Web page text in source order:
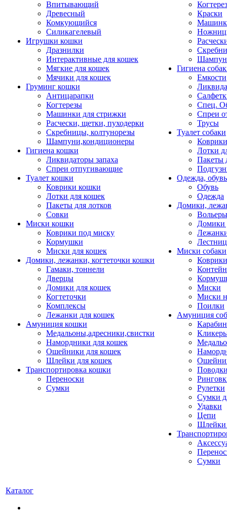
Впитывающий
Древесный
Комкующийся
Силикагелевый
Игрушки кошки
Дразнилки
Интерактивные для кошек
Мягкие для кошек
Мячики для кошек
Груминг кошки
Антицарапки
Когтерезы
Машинки для стрижки
Расчески, щетки, пуходерки
Скребницы, колтунорезы
Шампуни,кондиционеры
Гигиена кошки
Ликвидаторы запаха
Спреи отпугивающие
Туалет кошки
Коврики кошки
Лотки для кошек
Пакеты для лотков
Совки
Миски кошки
Коврики под миску
Кормушки
Миски для кошек
Домики, лежанки, когтеточки кошки
Гамаки, тоннели
Дверцы
Домики для кошек
Когтеточки
Комплексы
Лежанки для кошек
Амуниция кошки
Медальоны,адресники,свистки
Намордники для кошек
Ошейники для кошек
Шлейки для кошек
Транспортировка кошки
Переноски
Сумки
Краски
Гигиена
Емкости
Спец.
Спреи
Трусы
Туалет собаки
Коврики
Лотки
Пакеты
Одежда, обувь
Обувь
Одежда
Домики,
Домики
Миски собаки
Миски
Миски
Поилки
Амуниция
Рулетки
Сумки
Удавки
Цепи
Шлейки
Сумки
Каталог